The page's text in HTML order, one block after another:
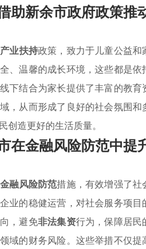
助新余市政府政策推
产业扶持政策，致力于儿童公益
、温馨的成长环境，这些都是依
下结合为家长提供了丰富的教育
，从而形成了良好的社会氛围
创造更好的生活质量。
在金融风险防范中提
金融风险防范措施，有效增强了
业的稳健运营，对社会服务项
，避免非法集资行为，保障居民
域的财务风险。这些举措不仅